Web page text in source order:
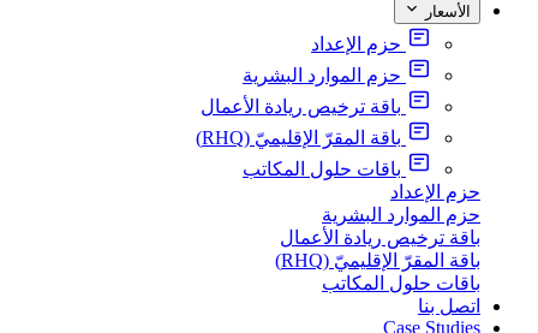
الأسعار
حزم الإعداد
حزم الموارد البشرية
باقة ترخيص ريادة الأعمال
باقة المقرّ الإقليميّ (RHQ)
باقات حلول المكاتب
حزم الإعداد
حزم الموارد البشرية
باقة ترخيص ريادة الأعمال
باقة المقرّ الإقليميّ (RHQ)
باقات حلول المكاتب
اتصل بنا
Case Studies